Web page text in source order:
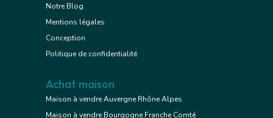
Notre Blog
Mentions légales
Conception
Politique de confidentialité
Achat maison
Maison à vendre Auvergne Rhône Alpes
Maison à vendre Bourgogne Franche Comté